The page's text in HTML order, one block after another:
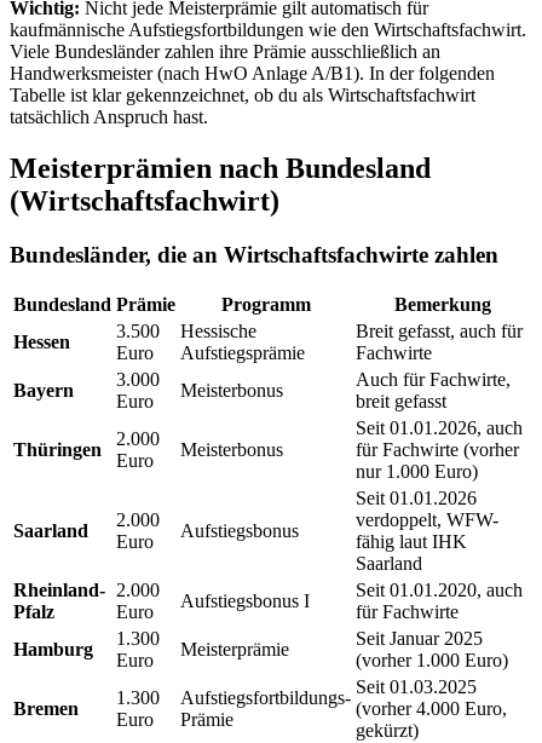
Wichtig: Nicht jede Meisterprämie gilt automatisch für
kaufmännische Aufstiegsfortbildungen wie den Wirtschaftsfachwirt.
Viele Bundesländer zahlen ihre Prämie ausschließlich an
Handwerksmeister (nach HwO Anlage A/B1). In der folgenden
Tabelle ist klar gekennzeichnet, ob du als Wirtschaftsfachwirt
tatsächlich Anspruch hast.
Meisterprämien nach Bundesland
(Wirtschaftsfachwirt)
Bundesländer, die an Wirtschaftsfachwirte zahlen
Bundesland Prämie Programm
Bemerkung
Hessen
3.500
Euro
Hessische
Aufstiegsprämie
Breit gefasst, auch für
Fachwirte
Bayern
3.000
Euro
Meisterbonus
Auch für Fachwirte,
breit gefasst
Thüringen
2.000
Euro
Meisterbonus
Seit 01.01.2026, auch
für Fachwirte (vorher
nur 1.000 Euro)
Saarland
2.000
Euro
Aufstiegsbonus
Seit 01.01.2026
verdoppelt, WFW-
fähig laut IHK
Saarland
Rheinland-
Pfalz
2.000
Euro
Aufstiegsbonus I
Seit 01.01.2020, auch
für Fachwirte
Hamburg
1.300
Euro
Meisterprämie
Seit Januar 2025
(vorher 1.000 Euro)
Bremen
1.300
Euro
Aufstiegsfortbildungs-
Prämie
Seit 01.03.2025
(vorher 4.000 Euro,
gekürzt)